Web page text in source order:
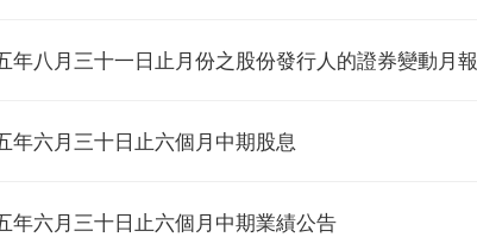
年八月三十一日止月份之股份發行人的證券變動月
年六月三十日止六個月中期股息
年六月三十日止六個月中期業績公告